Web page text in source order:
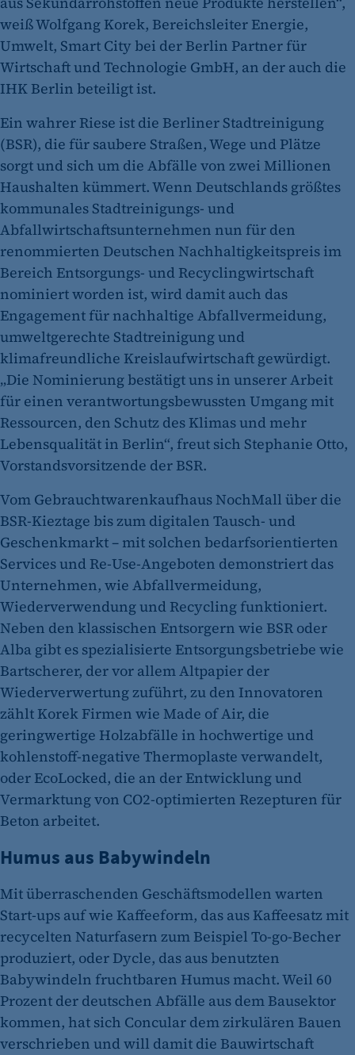
weiß Wolfgang Korek, Bereichsleiter Energie,
Umwelt, Smart City bei der Berlin Partner für
Wirtschaft und Technologie GmbH, an der auch die
IHK Berlin beteiligt ist.
Ein wahrer Riese ist die Berliner Stadtreinigung
(BSR), die für saubere Straßen, Wege und Plätze
sorgt und sich um die Abfälle von zwei Millionen
Haushalten kümmert. Wenn Deutschlands größtes
kommunales Stadtreinigungs- und
Abfallwirtschaftsunternehmen nun für den
renommierten Deutschen Nachhaltigkeitspreis im
Bereich Entsorgungs- und Recyclingwirtschaft
nominiert worden ist, wird damit auch das
Engagement für nachhaltige Abfallvermeidung,
umweltgerechte Stadtreinigung und
klimafreundliche Kreislaufwirtschaft gewürdigt.
„Die Nominierung bestätigt uns in unserer Arbeit
für einen verantwortungsbewussten Umgang mit
Ressourcen, den Schutz des Klimas und mehr
Lebensqualität in Berlin“, freut sich Stephanie Otto,
Vorstandsvorsitzende der BSR.
Vom Gebrauchtwarenkaufhaus NochMall über die
BSR-Kieztage bis zum digitalen Tausch- und
Geschenkmarkt – mit solchen bedarfsorientierten
Services und Re-Use-Angeboten demonstriert das
Unternehmen, wie Abfallvermeidung,
Wiederverwendung und Recycling funktioniert.
Neben den klassischen Entsorgern wie BSR oder
Alba gibt es spezialisierte Entsorgungsbetriebe wie
Bartscherer, der vor allem Altpapier der
Wiederverwertung zuführt, zu den Innovatoren
zählt Korek Firmen wie Made of Air, die
geringwertige Holzabfälle in hochwertige und
kohlenstoff-negative Thermoplaste verwandelt,
oder EcoLocked, die an der Entwicklung und
Vermarktung von CO2-optimierten Rezepturen für
Beton arbeitet.
Humus aus Babywindeln
Mit überraschenden Geschäftsmodellen warten
Start-ups auf wie Kaffeeform, das aus Kaffeesatz mit
recycelten Naturfasern zum Beispiel To-go-Becher
produziert, oder Dycle, das aus benutzten
Babywindeln fruchtbaren Humus macht. Weil 60
Prozent der deutschen Abfälle aus dem Bausektor
kommen, hat sich Concular dem zirkulären Bauen
verschrieben und will damit die Bauwirtschaft